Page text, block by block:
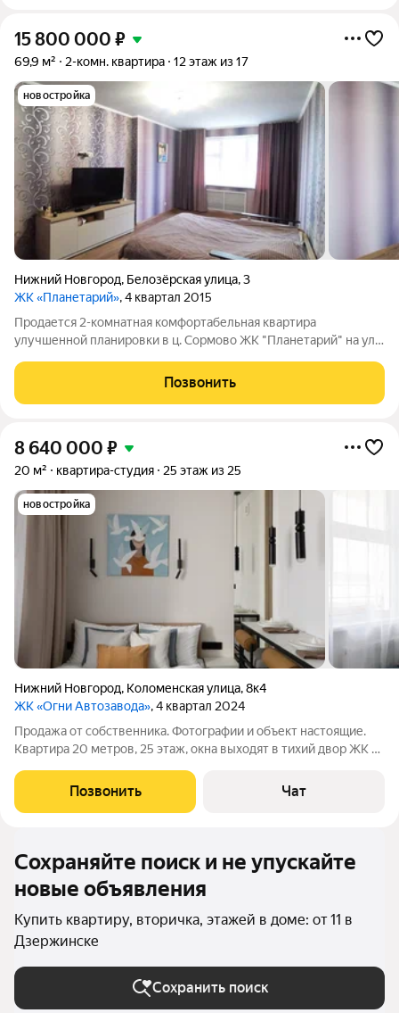
15 800 000 ₽
69,9 м² 2-комн. квартира 12 этаж из 17
новостройка
Нижний Новгород, Белозёрская улица,3
ЖК «Планетарий», 4 квартал 2015
Продается 2-комнатная комфортабельная квартира
улучшенной планировки в ц. Сормово ЖК "Планетарий" на ул.
Просторная уютная квартира с современным ремонтом.
Отличная планировка - изолированные
Позвонить
8 640 000 ₽
20 м² квартира-студия 25 этаж из 25
новостройка
Нижний Новгород, Коломенская улица,8к4
ЖК «Огни Автозавода», 4 квартал 2024
Продажа от собственника. Фотографии и объект настоящие.
Квартира 20 метров, 25 этаж, окна выходят в тихий двор ЖК и
кухня, обеденная зона, спальня, рабочая зона. Все продумано
до мелочей и
Позвонить Чат
Сохраняйте поиск и не упускайте
новые объявления
Купить квартиру, вторичка, этажей в доме: от 11 в
Дзержинске
Сохранить поиск